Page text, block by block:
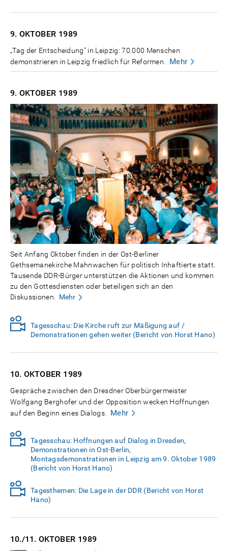
9. OKTOBER 1989
„Tag der Entscheidung" in Leipzig: 70.000 Menschen
demonstrieren in Leipzig friedlich für Reformen.
Mehr
9. OKTOBER 1989
Seit Anfang Oktober finden in der Ost-Berliner
Gethsemanekirche Mahnwachen für politisch Inhaftierte statt.
Tausende DDR-Bürger unterstützen die Aktionen und kommen
zu den Gottesdiensten oder beteiligen sich an den
Diskussionen.
Mehr
Tagesschau: Die Kirche ruft zur Mäßigung auf /
Demonstrationen gehen weiter (Bericht von Horst Hano)
10. OKTOBER 1989
Gespräche zwischen den Dresdner Oberbürgermeister
Wolfgang Berghofer und der Opposition wecken Hoffnungen
auf den Beginn eines Dialogs.
Mehr
Tagesschau: Hoffnungen auf Dialog in Dresden,
Demonstrationen in Ost-Berlin,
Montagsdemonstrationen in Leipzig am 9. Oktober 1989
(Bericht von Horst Hano)
Tagesthemen: Die Lage in der DDR (Bericht von Horst
Hano)
10./11. OKTOBER 1989